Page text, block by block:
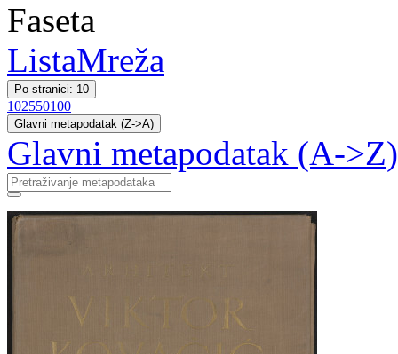
Faseta
ListaMreža
Po stranici: 10
102550100
Glavni metapodatak (Z->A)
Glavni metapodatak (A->Z)